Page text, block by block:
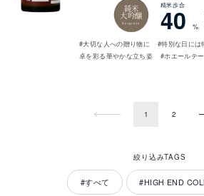
純米
大吟醸
daiginjo
精米歩合
40 %
#大切な人への贈り物に #特別な日には
卓を彩る華やかな立ち姿
#ホエールテ
1 2
絞り込みTAGS
#すべて #HIGH END